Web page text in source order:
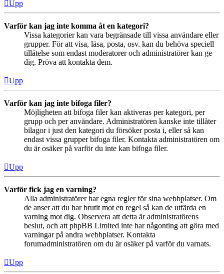
Upp
Varför kan jag inte komma åt en kategori?
Vissa kategorier kan vara begränsade till vissa användare eller
grupper. För att visa, läsa, posta, osv. kan du behöva speciell
tillåtelse som endast moderatorer och administratörer kan ge
dig. Pröva att kontakta dem.
Upp
Varför kan jag inte bifoga filer?
Möjligheten att bifoga filer kan aktiveras per kategori, per
grupp och per användare. Administratören kanske inte tillåter
bilagor i just den kategori du försöker posta i, eller så kan
endast vissa grupper bifoga filer. Kontakta administratören om
du är osäker på varför du inte kan bifoga filer.
Upp
Varför fick jag en varning?
Alla administratörer har egna regler för sina webbplatser. Om
de anser att du har brutit mot en regel så kan de utfärda en
varning mot dig. Observera att detta är administratörens
beslut, och att phpBB Limited inte har någonting att göra med
varningar på andra webbplatser. Kontakta
forumadministratören om du är osäker på varför du varnats.
Upp